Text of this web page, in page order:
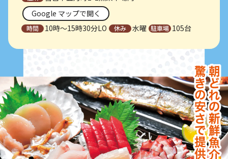
Google マップで開く
10時～15時30分LO
水曜 105台